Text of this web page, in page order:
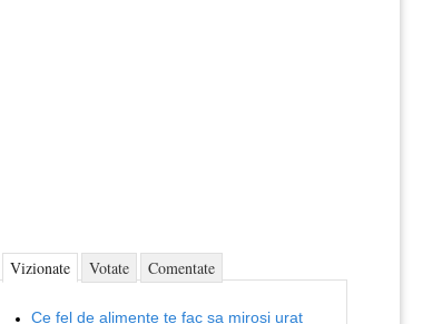
Vizionate Votate Comentate
Ce fel de alimente te fac sa mirosi urat